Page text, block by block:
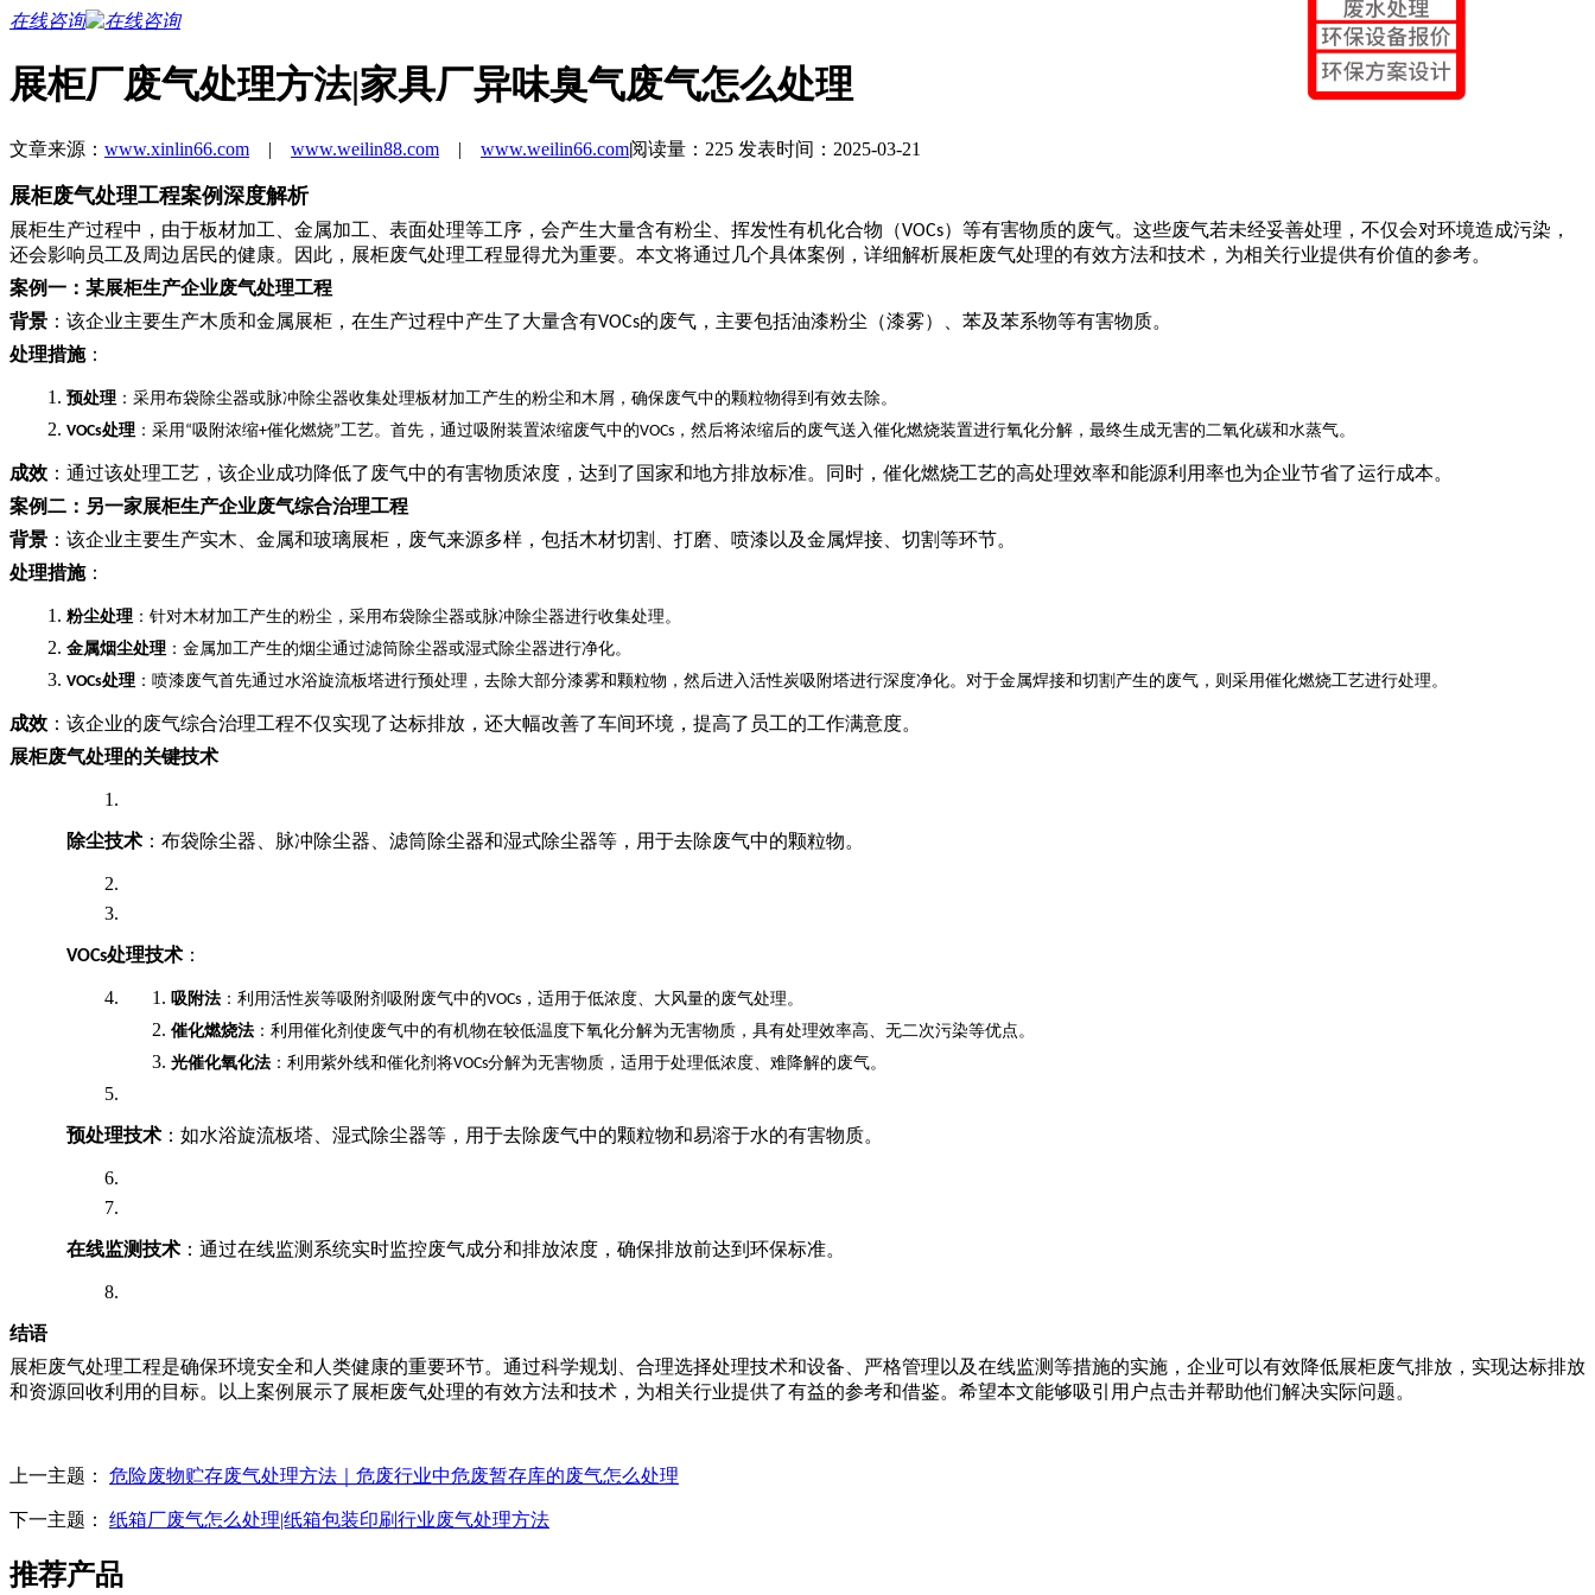
在线咨询
展柜厂废气处理方法|家具厂异味臭气废气怎么处理
文章来源： www.xinlin66.com | www.weilin88.com | www.weilin66.com阅读量： 225 发表时间：2025-03-21
展柜废气处理工程案例深度解析
展柜生产过程中，由于板材加工、金属加工、表面处理等工序，会产生大量含有粉尘、挥发性有机化合物（VOCs）等有害物质的废气。这些废气若未经妥善处理，不仅会对环境造成污染，
还会影响员工及周边居民的健康。因此，展柜废气处理工程显得尤为重要。本文将通过几个具体案例，详细解析展柜废气处理的有效方法和技术，为相关行业提供有价值的参考。
案例一：某展柜生产企业废气处理工程
背景 ：该企业主要生产木质和金属展柜，在生产过程中产生了大量含有VOCs的废气，主要包括油漆粉尘（漆雾）、苯及苯系物等有害物质。
处理措施：
预处理 ：采用布袋除尘器或脉冲除尘器收集处理板材加工产生的粉尘和木屑，确保废气中的颗粒物得到有效去除。
VOCs处理 ：采用“吸附浓缩+催化燃烧”工艺。首先，通过吸附装置浓缩废气中的VOCs ，然后将浓缩后的废气送入催化燃烧装置进行氧化分解，最终生成无害的二氧化碳和水蒸气。
成效 ：通过该处理工艺，该企业成功降低了废气中的有害物质浓度，达到了国家和地方排放标准。同时，催化燃烧工艺的高处理效率和能源利用率也为企业节省了运行成本。
案例二：另一家展柜生产企业废气综合治理工程
背景 ：该企业主要生产实木、金属和玻璃展柜，废气来源多样，包括木材切割、打磨、喷漆以及金属焊接、切割等环节。
处理措施：
粉尘处理 ：针对木材加工产生的粉尘，采用布袋除尘器或脉冲除尘器进行收集处理。
金属烟尘处理 ：金属加工产生的烟尘通过滤筒除尘器或湿式除尘器进行净化。
VOCs处理 ：喷漆废气首先通过水浴旋流板塔进行预处理，去除大部分漆雾和颗粒物，然后进入活性炭吸附塔进行深度净化。对于金属焊接和切割产生的废气，则采用催化燃烧工艺进行处理。
成效 ：该企业的废气综合治理工程不仅实现了达标排放，还大幅改善了车间环境，提高了员工的工作满意度。
展柜废气处理的关键技术
除尘技术 ：布袋除尘器、脉冲除尘器、滤筒除尘器和湿式除尘器等，用于去除废气中的颗粒物。
VOCs处理技术 ：
吸附法 ：利用活性炭等吸附剂吸附废气中的VOCs ，适用于低浓度、大风量的废气处理。
催化燃烧法 ：利用催化剂使废气中的有机物在较低温度下氧化分解为无害物质，具有处理效率高、无二次污染等优点。
光催化氧化法 ：利用紫外线和催化剂将VOCs分解为无害物质，适用于处理低浓度、难降解的废气。
预处理技术 ：如水浴旋流板塔、湿式除尘器等，用于去除废气中的颗粒物和易溶于水的有害物质。
在线监测技术 ：通过在线监测系统实时监控废气成分和排放浓度，确保排放前达到环保标准。
结语
展柜废气处理工程是确保环境安全和人类健康的重要环节。通过科学规划、合理选择处理技术和设备、严格管理以及在线监测等措施的实施，企业可以有效降低展柜废气排放，实现达标排放
和资源回收利用的目标。以上案例展示了展柜废气处理的有效方法和技术，为相关行业提供了有益的参考和借鉴。希望本文能够吸引用户点击并帮助他们解决实际问题。
上一主题： 危险废物贮存废气处理方法｜危废行业中危废暂存库的废气怎么处理
下一主题： 纸箱厂废气怎么处理|纸箱包装印刷行业废气处理方法
推荐产品